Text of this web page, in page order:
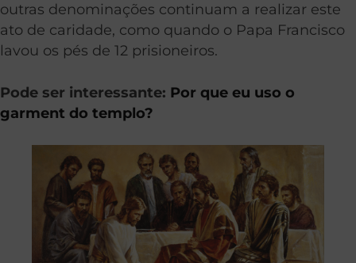
outras denominações continuam a realizar este
ato de caridade, como quando o Papa Francisco
lavou os pés de 12 prisioneiros.
Pode ser interessante: Por que eu uso o
garment do templo?